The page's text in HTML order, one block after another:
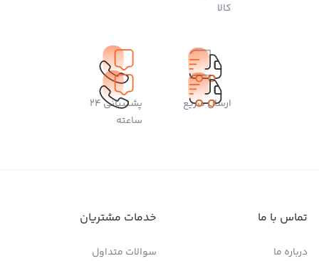
کالا
ارسال سریع
پشتیبانی 24
ساعته
تماس با ما
درباره ما
خدمات مشتریان
سوالات متداول